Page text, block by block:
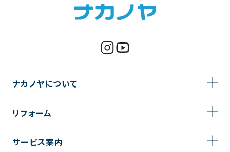
ナカノヤについて
リフォーム
トイレのリフォーム
サービス案内